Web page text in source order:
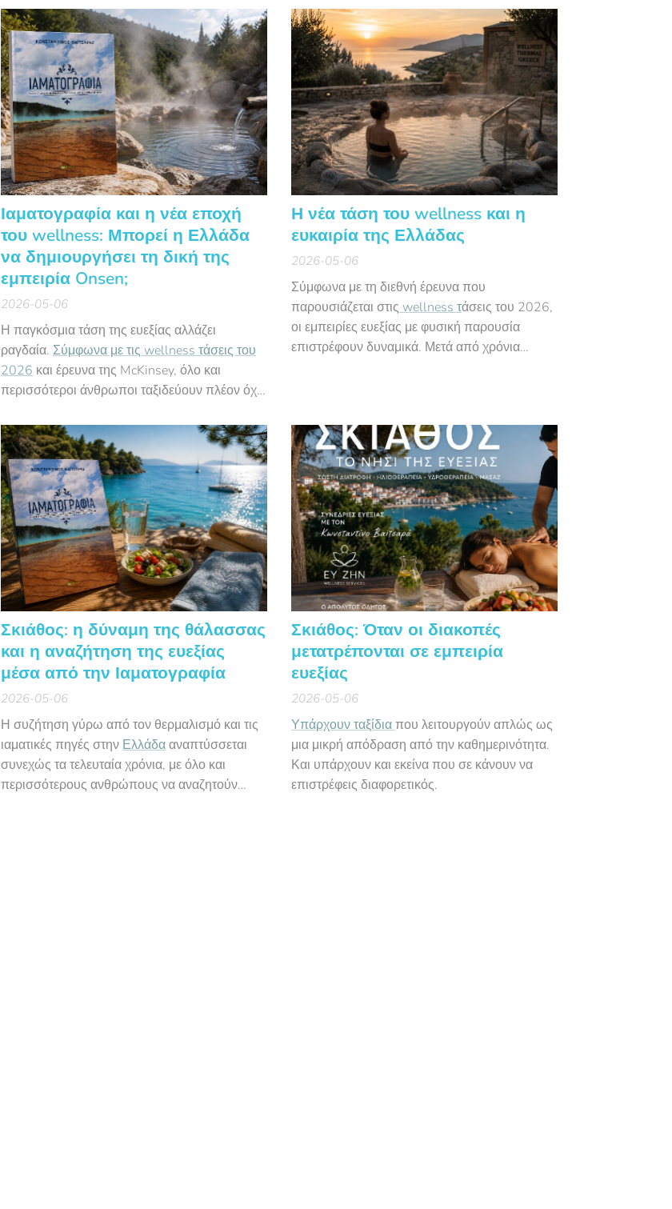
κύμα, η «Ιαματογραφία» έρχεται να ενώσει το
παρελθόν με το παρόν, παρουσιάζοντας τη
διαχρονική σχέση του ανθρώπου με τις
ιαματικές πηγές και τη...
και πιο γρήγορα, το ταξίδι ευεξίας γίνεται
ανάγκη και ηΣκιάθοςμοιάζει να προσφέρει
ακριβώς αυτό που αναζητούν πλέον οι
ταξιδιώτες.
Ιαματογραφία και η νέα εποχή
του wellness: Μπορεί η Ελλάδα
να δημιουργήσει τη δική της
εμπειρία Onsen;
2026-05-06
Η παγκόσμια τάση της ευεξίας αλλάζει
ραγδαία. Σύμφωνα με τις wellness τάσεις του
2026 και έρευνα της McKinsey, όλο και
περισσότεροι άνθρωποι ταξιδεύουν πλέον όχι
εμπειρίες θεραπείας και αποσύνδεσης από την
ψηφιακή καθημερινότητα.
Η νέα τάση του wellness και η
ευκαιρία της Ελλάδας
2026-05-06
Σύμφωνα με τη διεθνή έρευνα που
παρουσιάζεται στις wellness τάσεις του 2026,
οι εμπειρίες ευεξίας με φυσική παρουσία
επιστρέφουν δυναμικά. Μετά από χρόνια
Σκιάθος: η δύναμη της θάλασσας
και η αναζήτηση της ευεξίας
μέσα από την Ιαματογραφία
2026-05-06
Η συζήτηση γύρω από τον θερμαλισμό και τις
ιαματικές πηγές στην Ελλάδααναπτύσσεται
συνεχώς τα τελευταία χρόνια, με όλο και
περισσότερους ανθρώπους να αναζητούν
Σκιάθος: Όταν οι διακοπές
μετατρέπονται σε εμπειρία
ευεξίας
2026-05-06
Υπάρχουν ταξίδιαπου λειτουργούν απλώς ως
μια μικρή απόδραση από την καθημερινότητα.
Και υπάρχουν και εκείνα που σε κάνουν να
επιστρέφεις διαφορετικός.